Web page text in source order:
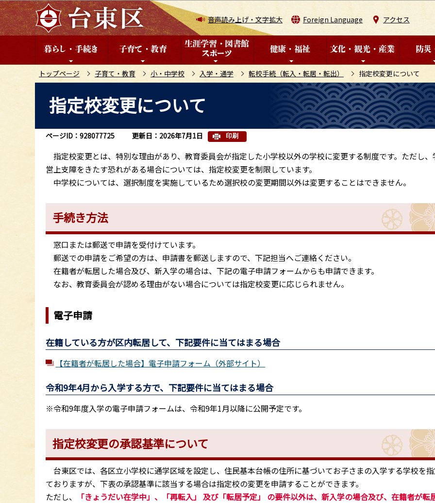
こ
の
ペ
音声読み上げ・文字拡大 Foreign Language アクセス
トップページ 子育て・教育 小・中学校 入学・通学 転校手続（転入・転居・転出） 指定校変更について
こ
指定校変更について
ページID：928077725 更新日：2026年7月1日 印刷
指定校変更とは、特別な理由があり、教育委員会が指定した小学校以外の学校に変更する制度です。ただし
営上支障をきたす恐れがある場合については、指定校変更を制限しています。
中学校については、選択制度を実施しているため選択校の変更期間以外は変更することはできません。
手続き方法
窓口または郵送で申請を受付けています。
郵送での申請をご希望の方は、申請書を郵送しますので、下記担当へご連絡ください。
在籍者が転居した場合及び、新入学の場合は、下記の電子申請フォームからも申請できます。
なお、教育委員会が認める理由がない場合については指定校変更に応じられません。
電子申請
在籍している方が区内転居して、下記要件に当てはまる場合
【在籍者が転居した場合】電子申請フォーム（外部サイト）
令和9年4月から入学する方で、下記要件に当てはまる場合
※令和9年度入学の電子申請フォームは、令和9年1月以降に公開予定です。
指定校変更の承認基準について
台東区では、各区立小学校に通学区域を設定し、住民基本台帳の住所に基づいてお子さまの入学する学校を
ておりますが、下表の承認基準に該当する場合は指定校の変更を申請することができます。
ただし、
「きょうだい在学中」、 「再転入」 及び 「転居予定」
の要件以外は、新入学の場合及び、在籍者が転